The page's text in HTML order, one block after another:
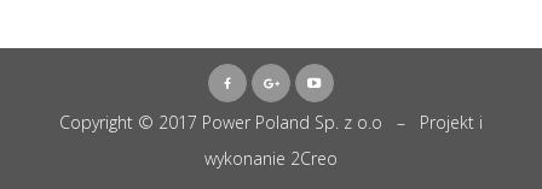
Copyright © 2017 Power Poland Sp. z o.o – Projekt i
wykonanie 2Creo